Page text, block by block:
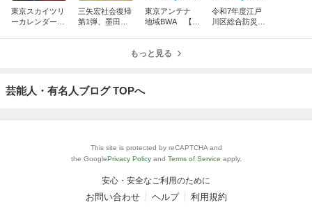
東京スカイツリ
ーカレンダー10
三矢宏社会復帰
第1弾、墨田区
東京アンテナ
地域BWA 【創
ド・ワイヤレ
令和7年度江戸
川区総合防災訓
もっと見る
芸能人・有名人ブログ TOPへ
This site is protected by reCAPTCHA and
the GooglePrivacy Policy and Terms of Service apply.
安心・安全なご利用のために
お問い合わせ ヘルプ 利用規約